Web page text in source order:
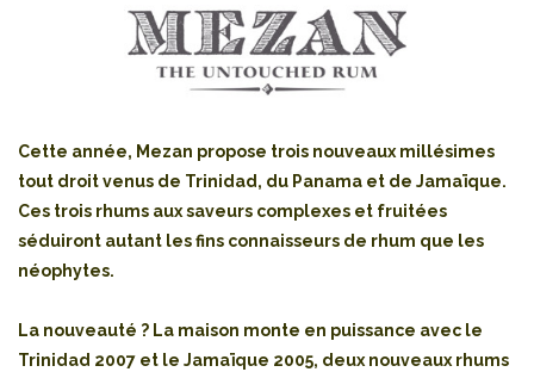
Cette année, Mezan propose trois nouveaux millésimes
tout droit venus de Trinidad, du Panama et de Jamaïque.
Ces trois rhums aux saveurs complexes et fruitées
séduiront autant les fins connaisseurs de rhum que les
néophytes.
La nouveauté ? La maison monte en puissance avec le
Trinidad 2007 et le Jamaïque 2005, deux nouveaux rhums